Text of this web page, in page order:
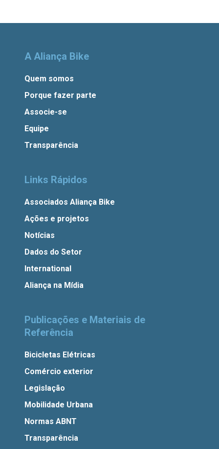
A Aliança Bike
Quem somos
Porque fazer parte
Associe-se
Equipe
Transparência
Links Rápidos
Associados Aliança Bike
Ações e projetos
Notícias
Dados do Setor
International
Aliança na Mídia
Publicações e Materiais de
Referência
Bicicletas Elétricas
Comércio exterior
Legislação
Mobilidade Urbana
Normas ABNT
Transparência